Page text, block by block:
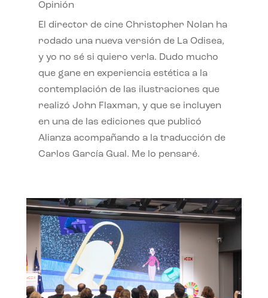
Opinión
El director de cine Christopher Nolan ha
rodado una nueva versión de La Odisea,
y yo no sé si quiero verla. Dudo mucho
que gane en experiencia estética a la
contemplación de las ilustraciones que
realizó John Flaxman, y que se incluyen
en una de las ediciones que publicó
Alianza acompañando a la traducción de
Carlos García Gual. Me lo pensaré.